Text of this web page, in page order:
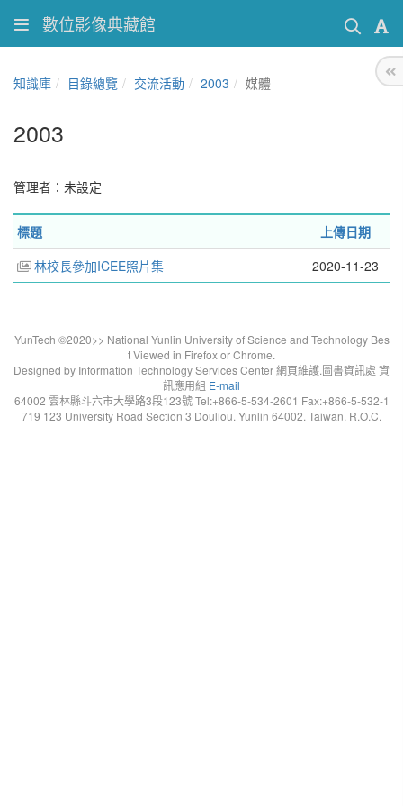
數位影像典藏館
知識庫 目錄總覽 交流活動 2003 媒體
2003
管理者：未設定
標題
上傳日期
林校長參加ICEE照片集
2020-11-23
YunTech ©2020>> National Yunlin University of Science and Technology Bes
t Viewed in Firefox or Chrome.
Designed by Information Technology Services Center 網頁維護.圖書資訊處 資
訊應用組 E-mail
64002 雲林縣斗六市大學路3段123號 Tel:+866-5-534-2601 Fax:+866-5-532-1
719 123 University Road Section 3 Douliou. Yunlin 64002. Taiwan. R.O.C.